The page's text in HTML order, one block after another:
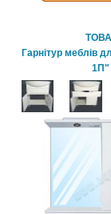
Гарнітур меблів
1П"